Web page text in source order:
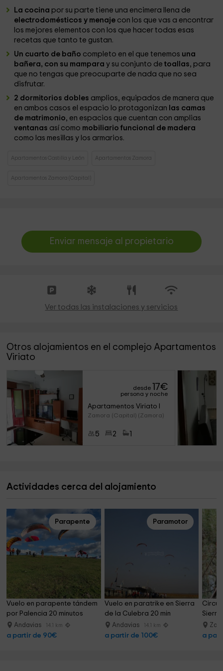
La cocina por su parte tiene una encimera llena de
electrodomésticos y menaje con los que vas a encontrar
los mejores elementos con los que hacer todas esas
recetas que tanto te gustan.
Un cuarto de baño completo en el que tenemos una
bañera, con su mamparay su conjunto detoallas, para
que no tengas que preocuparte de nada que no sea
disfrutar.
2 dormitorios dobles amplios, equipados de manera que
en ambos casos el espacio lo protagonizan las camas
de matrimonio, en espacios que cuentan con amplias
ventanas así como mobiliario funcional de madera
como las mesillas y los armarios.
Apartamentos Castilla y León Apartamentos Zamora
Apartamentos Zamora (Capital)
Enviar mensaje al propietario
Ver todas las instalaciones y servicios
Otros alojamientos en el complejo Apartamentos
Viriato
desde 17€
persona y noche
Apartamentos Viriato I
Zamora (Capital) (Zamora)
5 2
Actividades cerca del alojamiento
Parapente
Vuelo en parapente tándem
por Palencia 20 minutos
Andavias 14.1 km
a partir de 90€
Paramotor
Vuelo en paratrike en Sierra
de la Culebra 20 min
Andavias 14.1 km
a partir de 100€ a